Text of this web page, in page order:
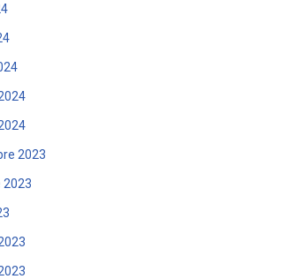
2023
2023